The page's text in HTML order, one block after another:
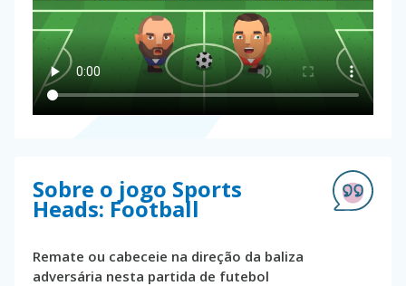
Sobre o jogo Sports
Heads: Football
Remate ou cabeceie na direção da baliza
adversária nesta partida de futebol